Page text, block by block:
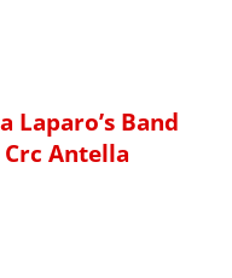
Laparo’s Band
Antella